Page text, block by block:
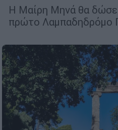
Η Μαίρη Μηνά θα
πρώτο Λαμπαδηδρόμο